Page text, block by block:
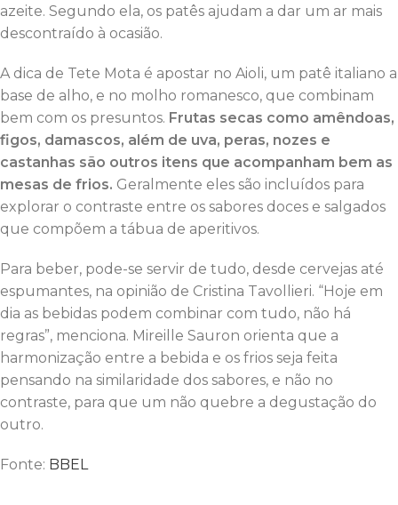
azeite. Segundo ela, os patês ajudam a dar um ar mais
descontraído à ocasião.
A dica de Tete Mota é apostar no Aioli, um patê italiano a
base de alho, e no molho romanesco, que combinam
bem com os presuntos. Frutas secas como amêndoas,
figos, damascos, além de uva, peras, nozes e
castanhas são outros itens que acompanham bem as
mesas de frios. Geralmente eles são incluídos para
explorar o contraste entre os sabores doces e salgados
que compõem a tábua de aperitivos.
Para beber, pode-se servir de tudo, desde cervejas até
espumantes, na opinião de Cristina Tavollieri. “Hoje em
dia as bebidas podem combinar com tudo, não há
regras”, menciona. Mireille Sauron orienta que a
harmonização entre a bebida e os frios seja feita
pensando na similaridade dos sabores, e não no
contraste, para que um não quebre a degustação do
outro.
Fonte: BBEL